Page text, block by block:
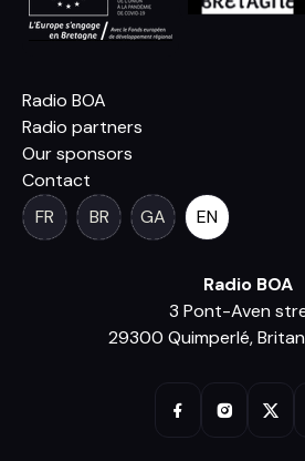
Radio BOA
Radio partners
Our sponsors
Contact
FR
BR GA EN
Radio BOA
3 Pont-Aven
29300 Quimperlé,